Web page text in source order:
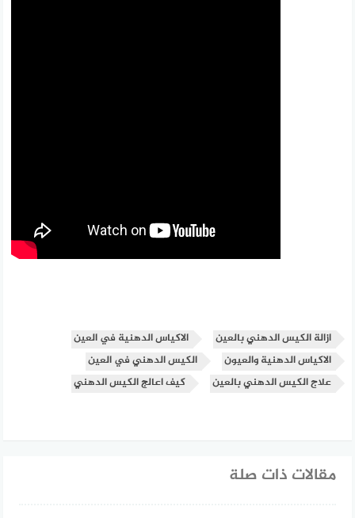
ازالة الكيس الدهني بالعين
الاكياس الدهنية في العين
الاكياس الدهنية والعيون
الكيس الدهني في العين
علاج الكيس الدهني بالعين
كيف اعالج الكيس الدهني
مقالات ذات صلة